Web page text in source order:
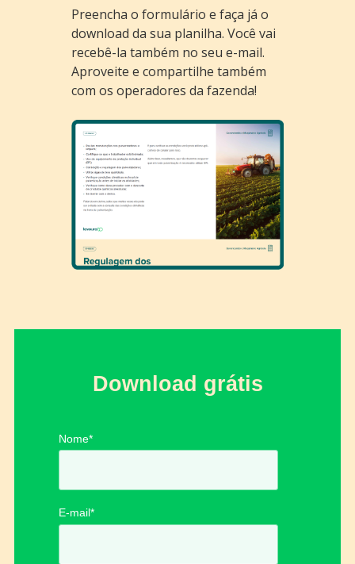
Preencha o formulário e faça já o
download da sua planilha. Você vai
recebê-la também no seu e-mail.
Aproveite e compartilhe também
com os operadores da fazenda!
Download grátis
Nome*
E-mail*